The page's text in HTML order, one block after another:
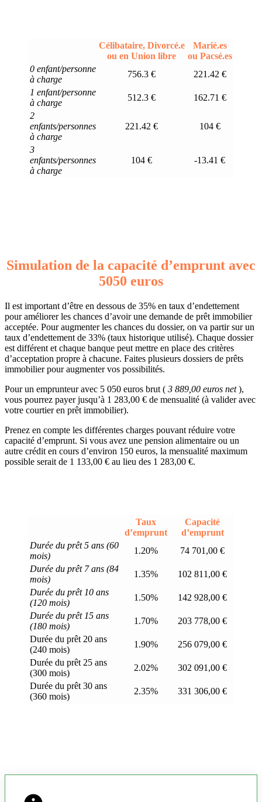
Célibataire, Divorcé.e
ou en Union libre
Marié.es
ou Pacsé.es
0 enfant/personne
à charge
756.3 €
221.42 €
1 enfant/personne
à charge
512.3 €
162.71 €
2
enfants/personnes
à charge
221.42 € 104 €
3
enfants/personnes
à charge
104 € -13.41 €
Simulation de la capacité d’emprunt avec
5050 euros
Il est important d’être en dessous de 35% en taux d’endettement
pour améliorer les chances d’avoir une demande de prêt immobilier
acceptée. Pour augmenter les chances du dossier, on va partir sur un
taux d’endettement de 33% (taux historique utilisé). Chaque dossier
est différent et chaque banque peut mettre en place des critères
d’acceptation propre à chacune. Faites plusieurs dossiers de prêts
immobilier pour augmenter vos possibilités.
Pour un emprunteur avec 5 050 euros brut ( 3 889,00 euros net),
vous pourrez payer jusqu’à 1 283,00 € de mensualité (à valider avec
votre courtier en prêt immobilier).
Prenez en compte les différentes charges pouvant réduire votre
capacité d’emprunt. Si vous avez une pension alimentaire ou un
autre crédit en cours d’environ 150 euros, la mensualité maximum
possible serait de 1 133,00 € au lieu des 1 283,00 €.
Taux
d’emprunt
Capacité
d’emprunt
Durée du prêt 5 ans (60
mois)
1.20%
74 701,00 €
Durée du prêt 7 ans (84
mois)
1.35%
102 811,00 €
Durée du prêt 10 ans
(120 mois)
1.50%
142 928,00 €
Durée du prêt 15 ans
(180 mois)
1.70%
203 778,00 €
Durée du prêt 20 ans
(240 mois)
1.90%
256 079,00 €
Durée du prêt 25 ans
(300 mois)
2.02%
302 091,00 €
Durée du prêt 30 ans
(360 mois)
2.35% 331 306,00 €